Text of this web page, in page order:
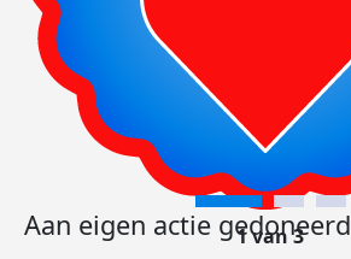
Aan eigen actie gedoneerd
1 van 3